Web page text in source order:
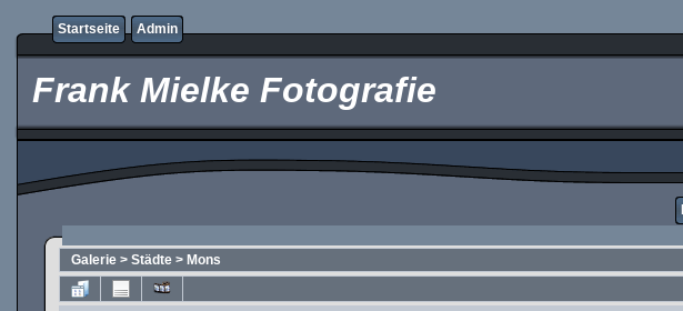
Startseite Admin
Frank Mielke Fotografie
Galerie > Städte > Mons